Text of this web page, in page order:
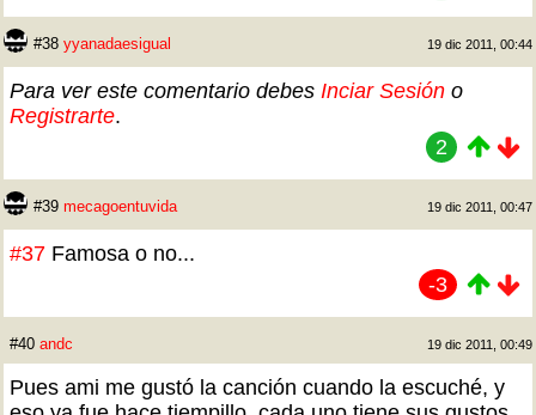
#38 yyanadaesigual 19 dic 2011, 00:44
Para ver este comentario debes Inciar Sesión o
Registrarte.
2
#39 mecagoentuvida 19 dic 2011, 00:47
#37 Famosa o no...
-3
#40 andc 19 dic 2011, 00:49
Pues ami me gustó la canción cuando la escuché, y